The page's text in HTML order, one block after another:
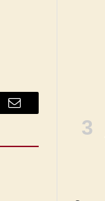
Email